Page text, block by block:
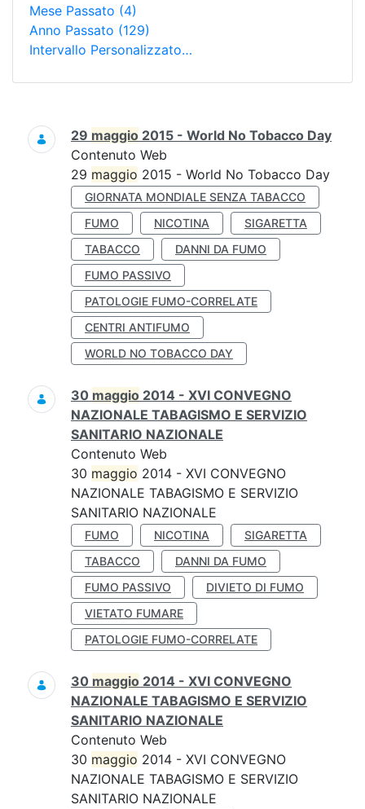
Mese Passato (4)
Anno Passato (129)
Intervallo Personalizzato…
Ricerca
29 maggio 2015 - World No Tobacco Day
Contenuto Web
29 maggio 2015 - World No Tobacco Day
GIORNATA MONDIALE SENZA TABACCO
FUMO
NICOTINA
SIGARETTA
TABACCO
DANNI DA FUMO
FUMO PASSIVO
PATOLOGIE FUMO-CORRELATE
CENTRI ANTIFUMO
WORLD NO TOBACCO DAY
30 maggio 2014 - XVI CONVEGNO
NAZIONALE TABAGISMO E SERVIZIO
SANITARIO NAZIONALE
Contenuto Web
30 maggio 2014 - XVI CONVEGNO
NAZIONALE TABAGISMO E SERVIZIO
SANITARIO NAZIONALE
FUMO NICOTINA
SIGARETTA
TABACCO
DANNI DA FUMO
FUMO PASSIVO
DIVIETO DI FUMO
VIETATO FUMARE
PATOLOGIE FUMO-CORRELATE
30 maggio 2014 - XVI CONVEGNO
NAZIONALE TABAGISMO E SERVIZIO
SANITARIO NAZIONALE
Contenuto Web
30 maggio 2014 - XVI CONVEGNO
NAZIONALE TABAGISMO E SERVIZIO
SANITARIO NAZIONALE